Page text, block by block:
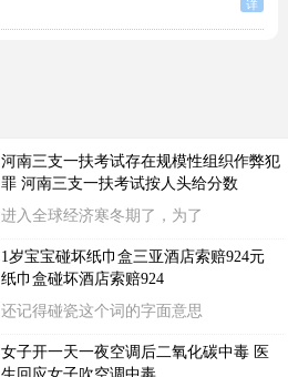
详
河南三支一扶考试存在规模性组织作弊犯
罪 河南三支一扶考试按人头给分数
进入全球经济寒冬期了，为了
1岁宝宝碰坏纸巾盒三亚酒店索赔924元
纸巾盒碰坏酒店索赔924
还记得碰瓷这个词的字面意思
女子开一天一夜空调后二氧化碳中毒 医